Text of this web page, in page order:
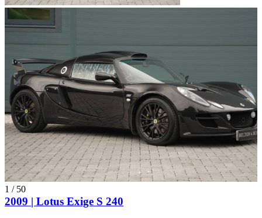
1 / 50
2009 | Lotus Exige S 240